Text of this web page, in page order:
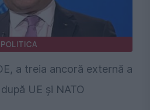
POLITICA
a treia ancoră externă a
UE și NATO